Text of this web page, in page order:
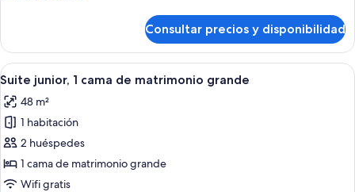
cama
de
matrimonio
grande
(Loft)
junior,
cama
matrimonio
grande
(Loft)
Consultar precios y disponibilidad
Abrir
todas
las
fotos
de
Suite
junior,
Ropa de cama de alta calidad y
8
Suite junior, 1 cama de matrimonio grande
48 m²
1 habitación
2 huéspedes
1 cama de matrimonio grande
Wifi gratis